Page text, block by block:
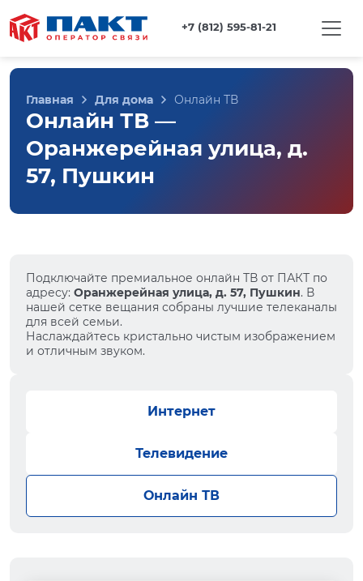
+7 (812) 595-81-21
Главная Для дома Онлайн ТВ
Онлайн ТВ —
Оранжерейная улица, д.
57, Пушкин
Подключайте премиальное онлайн ТВ от ПАКТ по
адресу: Оранжерейная улица, д. 57, Пушкин. В
нашей сетке вещания собраны лучшие телеканалы
для всей семьи.
Наслаждайтесь кристально чистым изображением
и отличным звуком.
Интернет
Телевидение
Онлайн ТВ